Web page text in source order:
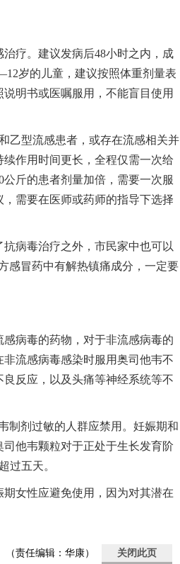
疗。建议发病后48小时之内，成
岁的儿童，建议按照体重剂量表
明书或医嘱服用，不能盲目使用
乙型流感患者，或存在流感相关并
作用时间更长，全程仅需一次给
斤的患者剂量加倍，需要一次服
需要在医师或药师的指导下选择
病毒治疗之外，市民家中也可以
感冒药中有解热镇痛成分，一定要
病毒的药物，对于非流感病毒的
流感病毒感染时服用奥司他韦不
反应，以及头痛等神经系统等不
制剂过敏的人群应禁用。妊娠期和
他韦颗粒对于正处于生长发育阶
过五天。
女性应避免使用，因为对其潜在
关闭此页
（责任编辑：华康）